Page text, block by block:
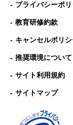
プライバシーポ
教育研修約款
キャンセルポリ
推奨環境について
サイト利用規約
サイトマップ